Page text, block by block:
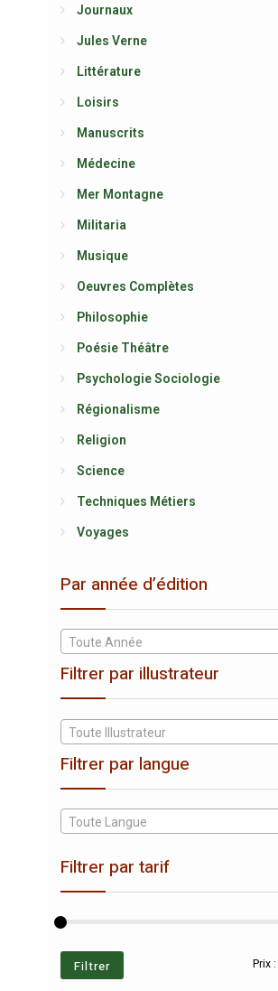
Journaux
Jules Verne
Littérature
Loisirs
Manuscrits
Médecine
Mer Montagne
Militaria
Musique
Oeuvres Complètes
Philosophie
Poésie Théâtre
Psychologie Sociologie
Régionalisme
Religion
Science
Techniques Métiers
Voyages
Par année d’édition
Toute Année
Filtrer par illustrateur
Toute Illustrateur
Filtrer par langue
Toute Langue
Filtrer par tarif
Filtrer Prix :